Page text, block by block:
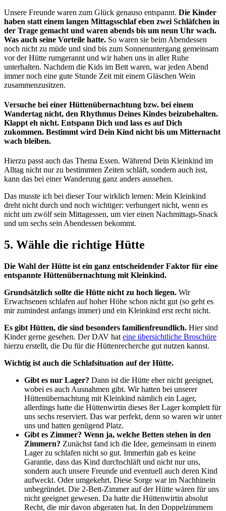
Unsere Freunde waren zum Glück genauso entspannt. Die Kinder
haben statt einem langen Mittagsschlaf eben zwei Schläfchen in
der Trage gemacht und waren abends bis um neun Uhr wach.
Was auch seine Vorteile hatte. So waren sie beim Abendessen
noch nicht zu müde und sind bis zum Sonnenuntergang gemeinsam
vor der Hütte rumgerannt und wir haben uns in aller Ruhe
unterhalten. Nachdem die Kids im Bett waren, war jeden Abend
immer noch eine gute Stunde Zeit mit einem Gläschen Wein
zusammenzusitzen.
Versuche bei einer Hüttenübernachtung bzw. bei einem
Wandertag nicht, den Rhythmus Deines Kindes beizubehalten.
Klappt eh nicht. Entspann Dich und lass es auf Dich
zukommen. Bestimmt wird Dein Kind nicht bis um Mitternacht
wach bleiben.
Hierzu passt auch das Thema Essen. Während Dein Kleinkind im
Alltag nicht nur zu bestimmten Zeiten schläft, sondern auch isst,
kann das bei einer Wanderung ganz anders aussehen.
Das musste ich bei dieser Tour wirklich lernen: Mein Kleinkind
dreht nicht durch und noch wichtiger: verhungert nicht, wenn es
nicht um zwölf sein Mittagessen, um vier einen Nachmittags-Snack
und um sechs sein Abendessen bekommt.
5. Wähle die richtige Hütte
Die Wahl der Hütte ist ein ganz entscheidender Faktor für eine
entspannte Hüttenübernachtung mit Kleinkind.
Grundsätzlich sollte die Hütte nicht zu hoch liegen. Wir
Erwachsenen schlafen auf hoher Höhe schon nicht gut (so geht es
mir zumindest anfangs immer) und ein Kleinkind erst recht nicht.
Es gibt Hütten, die sind besonders familienfreundlich. Hier sind
Kinder gerne gesehen. Der DAV hat eine übersichtliche Broschüre
hierzu erstellt, die Du für die Hüttenrecherche gut nutzen kannst.
Wichtig ist auch die Schlafsituation auf der Hütte.
Gibt es nur Lager? Dann ist die Hütte eher nicht geeignet,
wobei es auch Ausnahmen gibt. Wir hatten bei unserer
Hüttenübernachtung mit Kleinkind nämlich ein Lager,
allerdings hatte die Hüttenwirtin dieses 8er Lager komplett für
uns sechs reserviert. Das war perfekt, denn so waren wir unter
uns und hatten genügend Platz.
Gibt es Zimmer? Wenn ja, welche Betten stehen in den
Zimmern? Zunächst fand ich die Idee, gemeinsam in einem
Lager zu schlafen nicht so gut. Immerhin gab es keine
Garantie, dass das Kind durchschläft und nicht nur uns,
sondern auch unsere Freunde und eventuell auch deren Kind
aufweckt. Oder umgekehrt. Diese Sorge war im Nachhinein
unbegründet. Die 2-Bett-Zimmer auf der Hütte wären für uns
nicht geeignet gewesen. Da hatte die Hüttenwirtin absolut
Recht, die mir davon abgeraten hat. In den Doppelzimmern